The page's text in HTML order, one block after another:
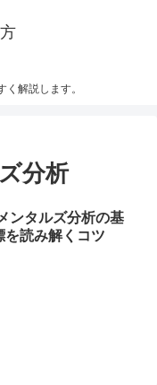
解説します。
分析
ンタルズ分析の基
を読み解くコツ